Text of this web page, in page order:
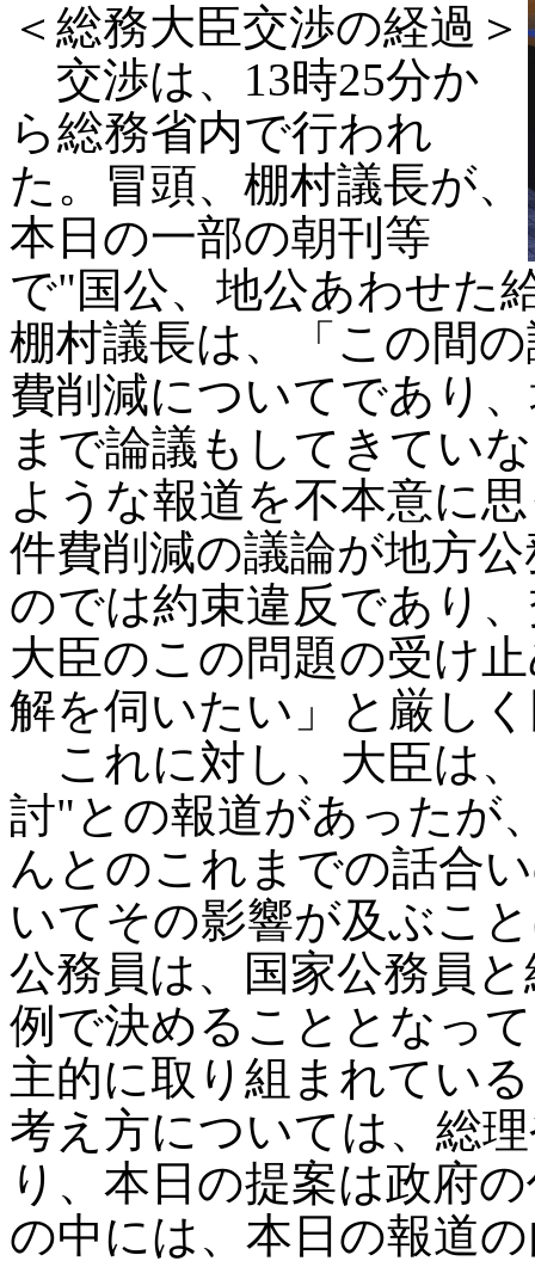
＜総務大臣交渉の経過＞
交渉は、13時25分か
ら総務省内で行われ
た。冒頭、棚村議長が、
本日の一部の朝刊等
で"国公、地公あわせた
棚村議長は、「この間
費削減についてであり
まで論議もしてきてい
ような報道を不本意に
件費削減の議論が地方
のでは約束違反であり
大臣のこの問題の受け
解を伺いたい」と厳し
これに対し、大臣は
討"との報道があったが
んとのこれまでの話合
いてその影響が及ぶこ
公務員は、国家公務員
例で決めることとなっ
主的に取り組まれてい
考え方については、総
り、本日の提案は政府
の中には、本日の報道